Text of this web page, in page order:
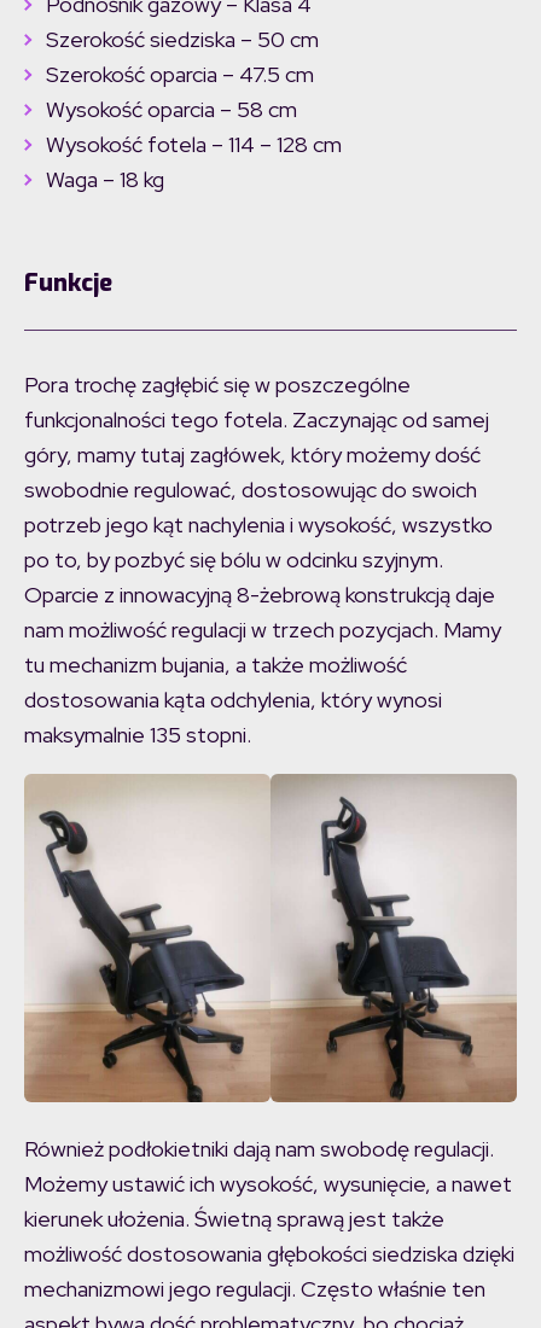
Szerokość siedziska – 50 cm
Szerokość oparcia – 47.5 cm
Wysokość oparcia – 58 cm
Wysokość fotela – 114 – 128 cm
Waga – 18 kg
Funkcje
Pora trochę zagłębić się w poszczególne
funkcjonalności tego fotela. Zaczynając od samej
góry, mamy tutaj zagłówek, który możemy dość
swobodnie regulować, dostosowując do swoich
potrzeb jego kąt nachylenia i wysokość, wszystko
po to, by pozbyć się bólu w odcinku szyjnym.
Oparcie z innowacyjną 8-żebrową konstrukcją daje
nam możliwość regulacji w trzech pozycjach. Mamy
tu mechanizm bujania, a także możliwość
dostosowania kąta odchylenia, który wynosi
maksymalnie 135 stopni.
Również podłokietniki dają nam swobodę regulacji.
Możemy ustawić ich wysokość, wysunięcie, a nawet
kierunek ułożenia. Świetną sprawą jest także
możliwość dostosowania głębokości siedziska dzięki
mechanizmowi jego regulacji. Często właśnie ten